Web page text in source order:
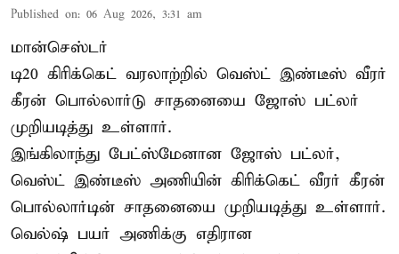
Published on: 06 Aug 2026, 3:31 am
மான்செஸ்டர்
டி20 கிரிக்கெட் வரலாற்றில் வெஸ்ட் இண்டீஸ் வீரர்
கீரன் பொல்லார்டு சாதனையை ஜோஸ் பட்லர்
முறியடித்து உள்ளார்.
இங்கிலாந்து பேட்ஸ்மேனான ஜோஸ் பட்லர்,
வெஸ்ட் இண்டீஸ் அணியின் கிரிக்கெட் வீரர் கீரன்
பொல்லார்டின் சாதனையை முறியடித்து உள்ளார்.
வெல்ஷ் பயர் அணிக்கு எதிரான